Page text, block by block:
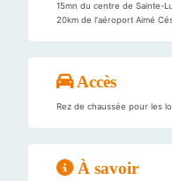
15mn du centre de Sainte-
20km de l'aéroport Aimé
Accès
Rez de chaussée pour les
À savoir